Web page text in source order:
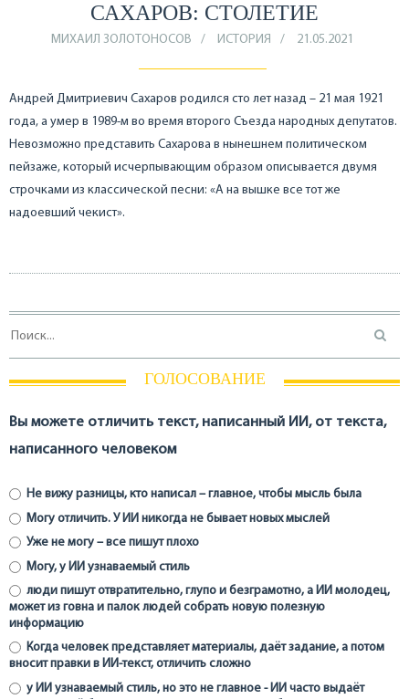
САХАРОВ: СТОЛЕТИЕ
МИХАИЛ ЗОЛОТОНОСОВ ИСТОРИЯ 21.05.2021
Андрей Дмитриевич Сахаров родился сто лет назад – 21 мая 1921
года, а умер в 1989-м во время второго Съезда народных депутатов.
Невозможно представить Сахарова в нынешнем политическом
пейзаже, который исчерпывающим образом описывается двумя
строчками из классической песни: «А на вышке все тот же
надоевший чекист».
ГОЛОСОВАНИЕ
Вы можете отличить текст, написанный ИИ, от текста,
написанного человеком
Не вижу разницы, кто написал – главное, чтобы мысль была
Могу отличить. У ИИ никогда не бывает новых мыслей
Уже не могу – все пишут плохо
Могу, у ИИ узнаваемый стиль
люди пишут отвратительно, глупо и безграмотно, а ИИ молодец,
может из говна и палок людей собрать новую полезную
информацию
Когда человек представляет материалы, даёт задание, а потом
вносит правки в ИИ-текст, отличить сложно
у ИИ узнаваемый стиль, но это не главное - ИИ часто выдаёт